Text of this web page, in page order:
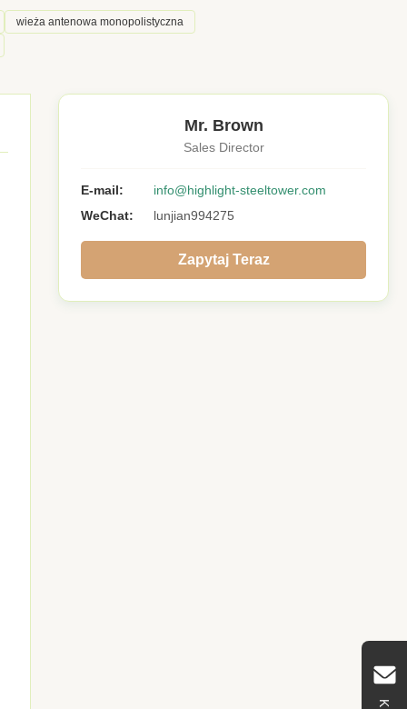
wieża antenowa monopolistyczna
Mr. Brown
Sales Director
E-mail:
info@highlight-steeltower.com
WeChat:
lunjian994275
Zapytaj Teraz